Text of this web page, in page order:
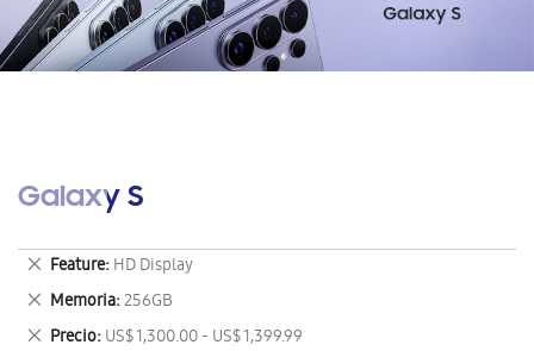
Galaxy S
Feature HD Display
Eliminar
este
artículo
Memoria 256GB
Eliminar
este
Precio US$ 1,300.00 - US$ 1,399.99
Eliminar